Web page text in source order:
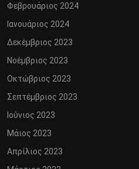
Φεβρουάριος 2024
Ιανουάριος 2024
Δεκέμβριος 2023
Νοέμβριος 2023
Οκτώβριος 2023
Σεπτέμβριος 2023
Ιούνιος 2023
Μάιος 2023
Απρίλιος 2023